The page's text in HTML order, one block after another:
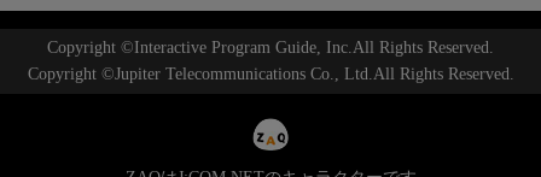
Copyright ©Interactive Program Guide, Inc.All Rights Reserved.
Copyright ©Jupiter Telecommunications Co., Ltd.All Rights Reserved.